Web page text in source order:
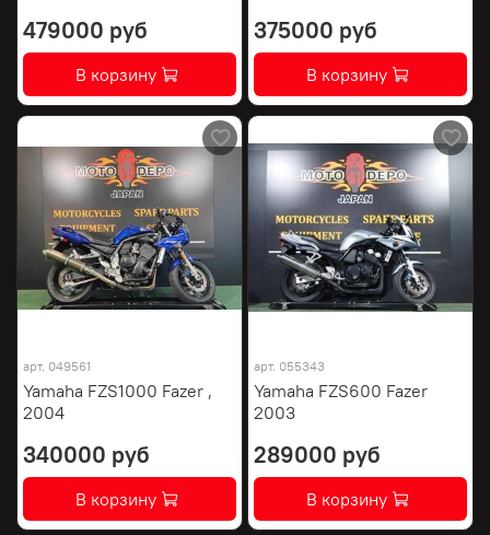
479000 руб
В корзину
375000 руб
В корзину
арт. 049561
Yamaha FZS1000 Fazer ,
2004
340000 руб
В корзину
арт. 055343
Yamaha FZS600 Fazer
2003
289000 руб
В корзину